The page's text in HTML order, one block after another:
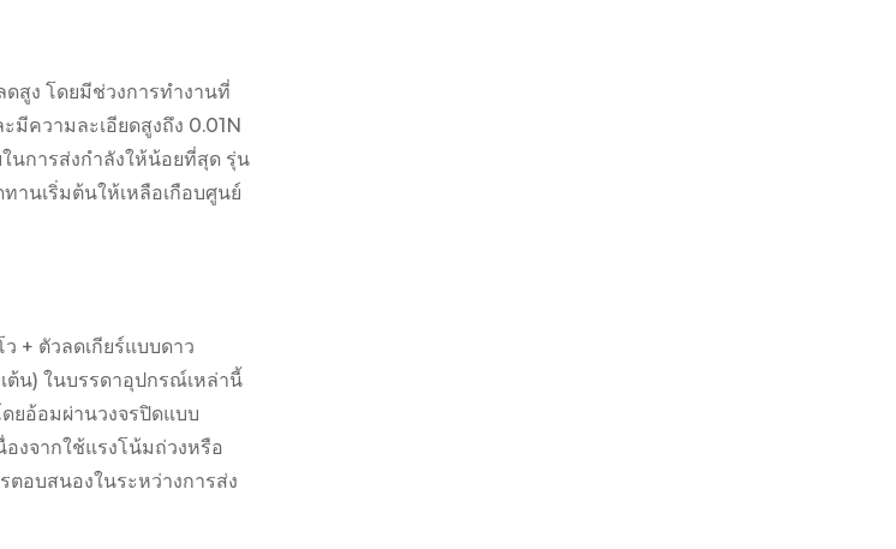
ดสูง โดยมีช่วงการทำงานที่
ความละเอียดสูงถึง 0.01N
นการส่งกำลังให้น้อยที่สุด รุ่น
านเริ่มต้นให้เหลือเกือบศูนย์
+ ตัวลดเกียร์แบบดาว
ต้น) ในบรรดาอุปกรณ์เหล่านี้
ยอ้อมผ่านวงจรปิดแบบ
งจากใช้แรงโน้มถ่วงหรือ
ตอบสนองในระหว่างการส่ง